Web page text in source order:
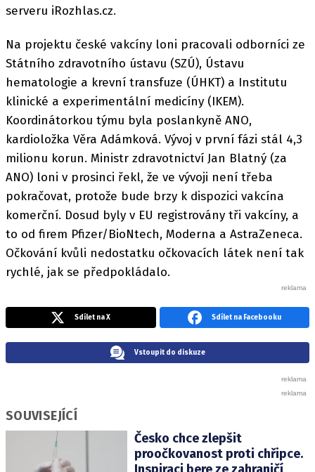
serveru iRozhlas.cz.
Na projektu české vakcíny loni pracovali odborníci ze
Státního zdravotního ústavu (SZÚ), Ústavu
hematologie a krevní transfuze (ÚHKT) a Institutu
klinické a experimentální medicíny (IKEM).
Koordinátorkou týmu byla poslankyně ANO,
kardioložka Věra Adámková. Vývoj v první fázi stál 4,3
milionu korun. Ministr zdravotnictví Jan Blatný (za
ANO) loni v prosinci řekl, že ve vývoji není třeba
pokračovat, protože bude brzy k dispozici vakcína
komerční. Dosud byly v EU registrovány tři vakcíny, a
to od firem Pfizer/BioNtech, Moderna a AstraZeneca.
Očkování kvůli nedostatku očkovacích látek není tak
rychlé, jak se předpokládalo.
Sdílet na X Sdílet na Facebooku
Vstoupit do diskuze
SOUVISEJÍCÍ
Česko chce zlepšit
proočkovanost proti chřipce.